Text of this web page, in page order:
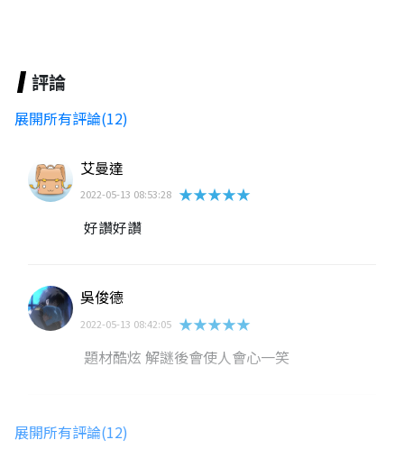
評論
展開所有評論(12)
艾曼達
2022-05-13 08:53:28 ★★★★★
好讚好讚
吳俊德
2022-05-13 08:42:05 ★★★★★
題材酷炫 解謎後會使人會心一笑
請輸入姓名
展開所有評論(12)